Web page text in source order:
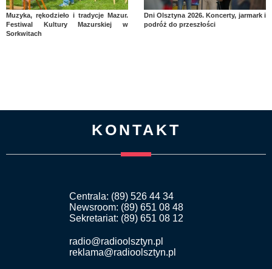
Muzyka, rękodzieło i tradycje Mazur.
Festiwal Kultury Mazurskiej w
Sorkwitach
Dni Olsztyna 2026. Koncerty, jarmark i
podróż do przeszłości
KONTAKT
Centrala: (89) 526 44 34
Newsroom: (89) 651 08 48
Sekretariat: (89) 651 08 12
radio@radioolsztyn.pl
reklama@radioolsztyn.pl